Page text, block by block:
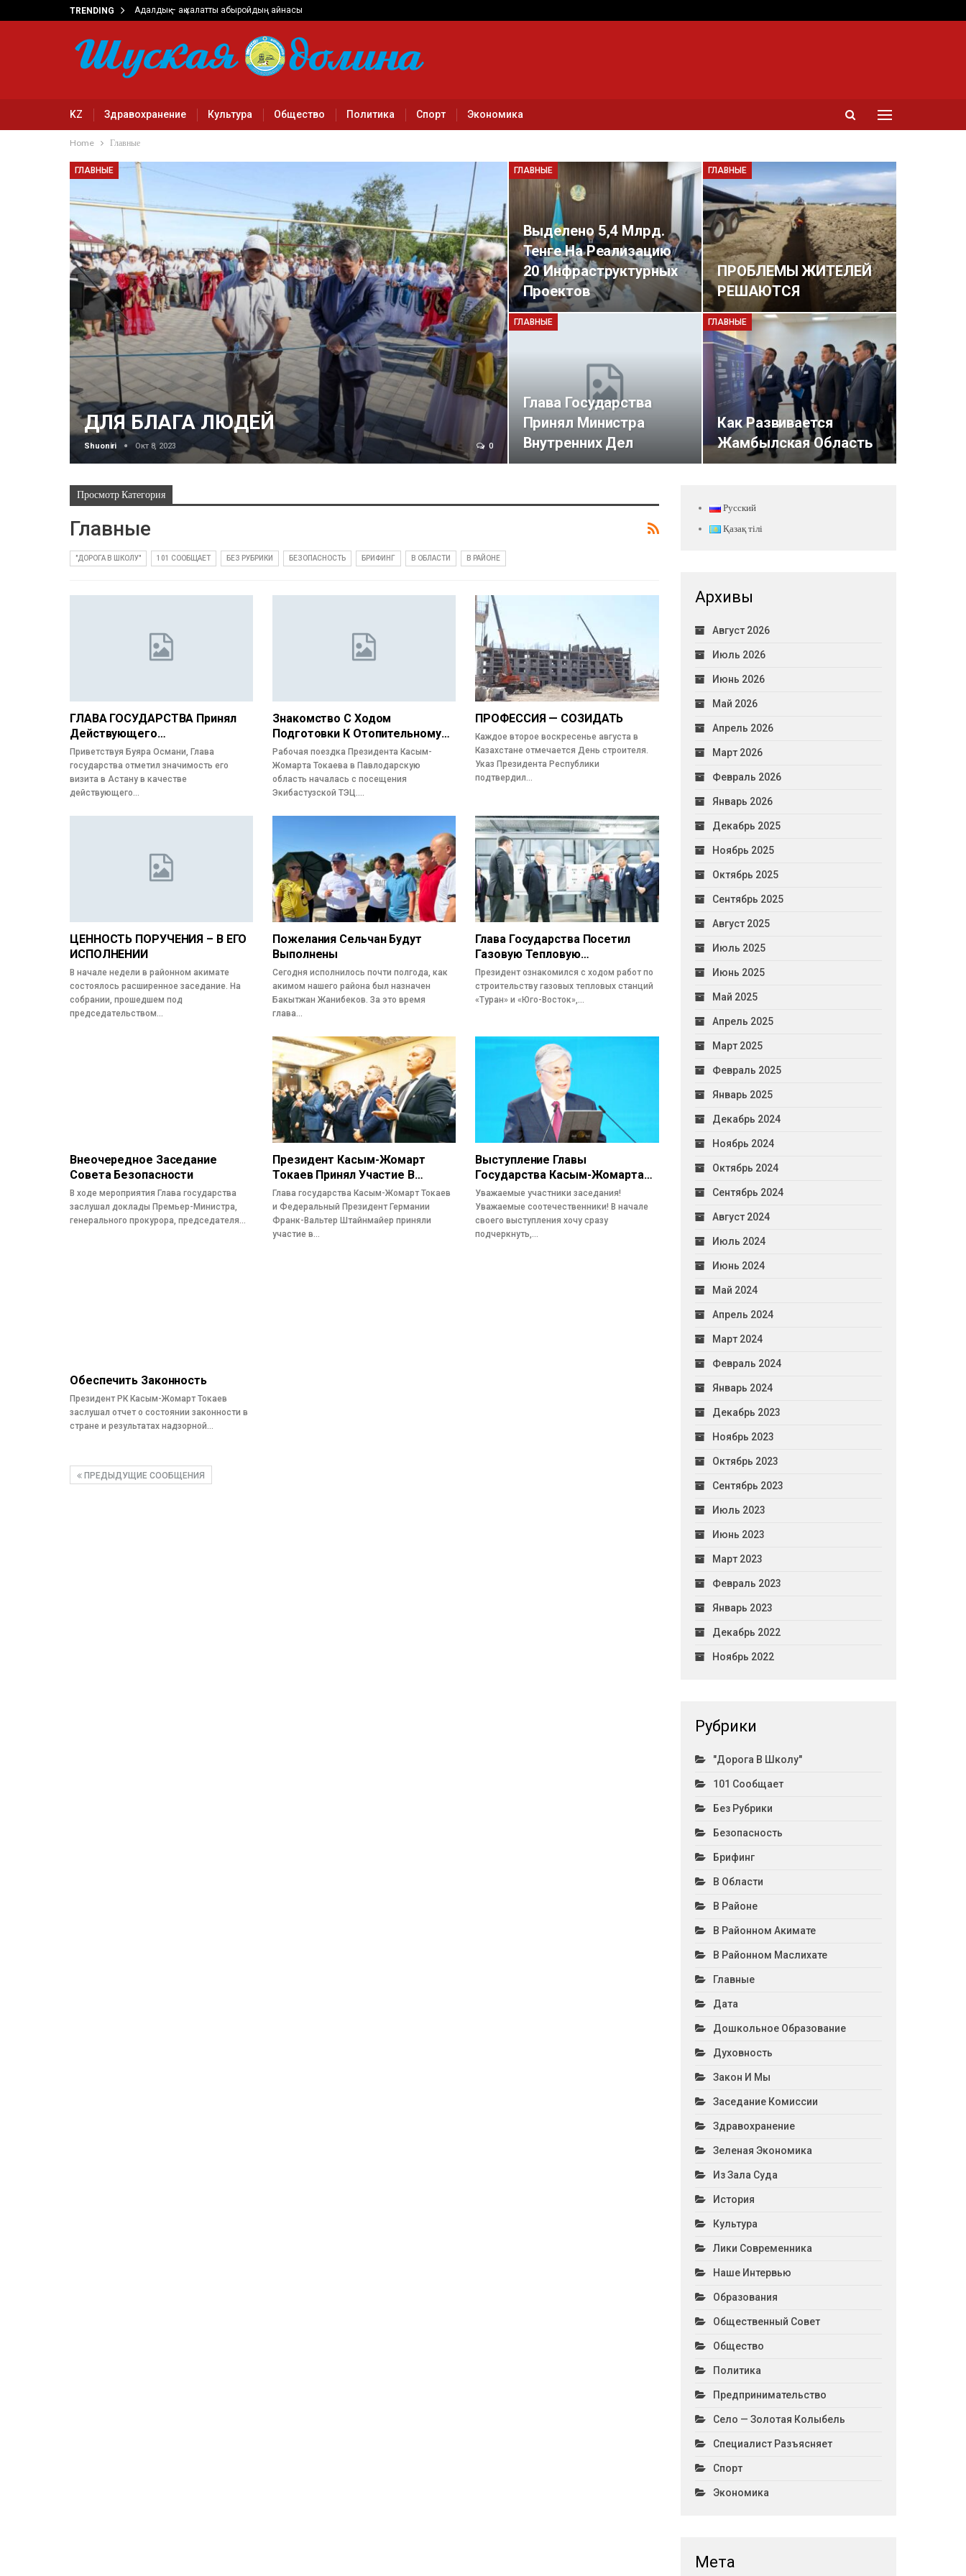
TRENDING Адалдық – ақ халатты абыройдың айнасы
KZ Здравохранение Культура Общество Политика Спорт Экономика
Home Главные
ГЛАВНЫЕ
ДЛЯ БЛАГА ЛЮДЕЙ
Shuoniri Окт 8, 2023 0
ГЛАВНЫЕ
Выделено 5,4 Млрд.
Тенге На Реализацию
20 Инфраструктурных
Проектов
ГЛАВНЫЕ
ПРОБЛЕМЫ ЖИТЕЛЕЙ
РЕШАЮТСЯ
ГЛАВНЫЕ
Глава Государства
Принял Министра
Внутренних Дел
ГЛАВНЫЕ
Как Развивается
Жамбылская Область
Просмотр Категория
Главные
"ДОРОГА В ШКОЛУ" 101 СООБЩАЕТ БЕЗ РУБРИКИ БЕЗОПАСНОСТЬ БРИФИНГ В ОБЛАСТИ В РАЙОНЕ
ГЛАВА ГОСУДАРСТВА Принял
Действующего…
Приветствуя Буяра Османи, Глава
государства отметил значимость его
визита в Астану в качестве
действующего…
Знакомство С Ходом
Подготовки К Отопительному…
Рабочая поездка Президента Касым-
Жомарта Токаева в Павлодарскую
область началась с посещения
Экибастузской ТЭЦ.…
ПРОФЕССИЯ — СОЗИДАТЬ
Каждое второе воскресенье августа в
Казахстане отмечается День строителя.
Указ Президента Республики
подтвердил…
ЦЕННОСТЬ ПОРУЧЕНИЯ – В ЕГО
ИСПОЛНЕНИИ
В начале недели в районном акимате
состоялось расширенное заседание. На
собрании, прошедшем под
председательством…
Пожелания Сельчан Будут
Выполнены
Сегодня исполнилось почти полгода, как
акимом нашего района был назначен
Бакытжан Жанибеков. За это время
глава…
Глава Государства Посетил
Газовую Тепловую…
Президент ознакомился с ходом работ по
строительству газовых тепловых станций
«Туран» и «Юго-Восток»,…
Внеочередное Заседание
Совета Безопасности
В ходе мероприятия Глава государства
заслушал доклады Премьер-Министра,
генерального прокурора, председателя…
Президент Касым-Жомарт
Токаев Принял Участие В…
Глава государства Касым-Жомарт Токаев
и Федеральный Президент Германии
Франк-Вальтер Штайнмайер приняли
участие в…
Выступление Главы
Государства Касым-Жомарта…
Уважаемые участники заседания!
Уважаемые соотечественники! В начале
своего выступления хочу сразу
подчеркнуть,…
Обеспечить Законность
Президент РК Касым-Жомарт Токаев
заслушал отчет о состоянии законности в
стране и результатах надзорной…
ПРЕДЫДУЩИЕ СООБЩЕНИЯ
Русский
Қазақ тілі
Архивы
Август 2026
Июль 2026
Июнь 2026
Май 2026
Апрель 2026
Март 2026
Февраль 2026
Январь 2026
Декабрь 2025
Ноябрь 2025
Октябрь 2025
Сентябрь 2025
Август 2025
Июль 2025
Июнь 2025
Май 2025
Апрель 2025
Март 2025
Февраль 2025
Январь 2025
Декабрь 2024
Ноябрь 2024
Октябрь 2024
Сентябрь 2024
Август 2024
Июль 2024
Июнь 2024
Май 2024
Апрель 2024
Март 2024
Февраль 2024
Январь 2024
Декабрь 2023
Ноябрь 2023
Октябрь 2023
Сентябрь 2023
Июль 2023
Июнь 2023
Март 2023
Февраль 2023
Январь 2023
Декабрь 2022
Ноябрь 2022
Рубрики
"Дорога В Школу"
101 Сообщает
Без Рубрики
Безопасность
Брифинг
В Области
В Районе
В Районном Акимате
В Районном Маслихате
Главные
Дата
Дошкольное Образование
Духовность
Закон И Мы
Заседание Комиссии
Здравохранение
Зеленая Экономика
Из Зала Суда
История
Культура
Лики Современника
Наше Интервью
Образования
Общественный Совет
Общество
Политика
Предпринимательство
Село — Золотая Колыбель
Специалист Разъясняет
Спорт
Экономика
Мета